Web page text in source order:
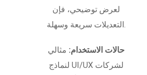
لعرض توضيحي، فإن
التعديلات سريعة وسهلة.
حالات الاستخدام: مثالي
لنماذج UI/UX لشركات